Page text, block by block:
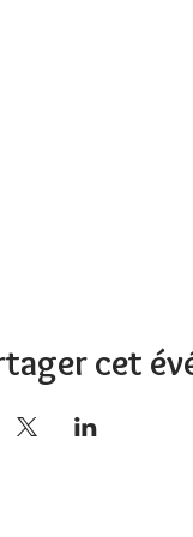
cet